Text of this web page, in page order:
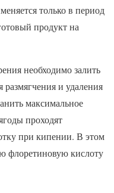
только в период
продукт на
необходимо залить
и удаления
максимальное
проходят
при кипении. В этом
флоретиновую кислоту